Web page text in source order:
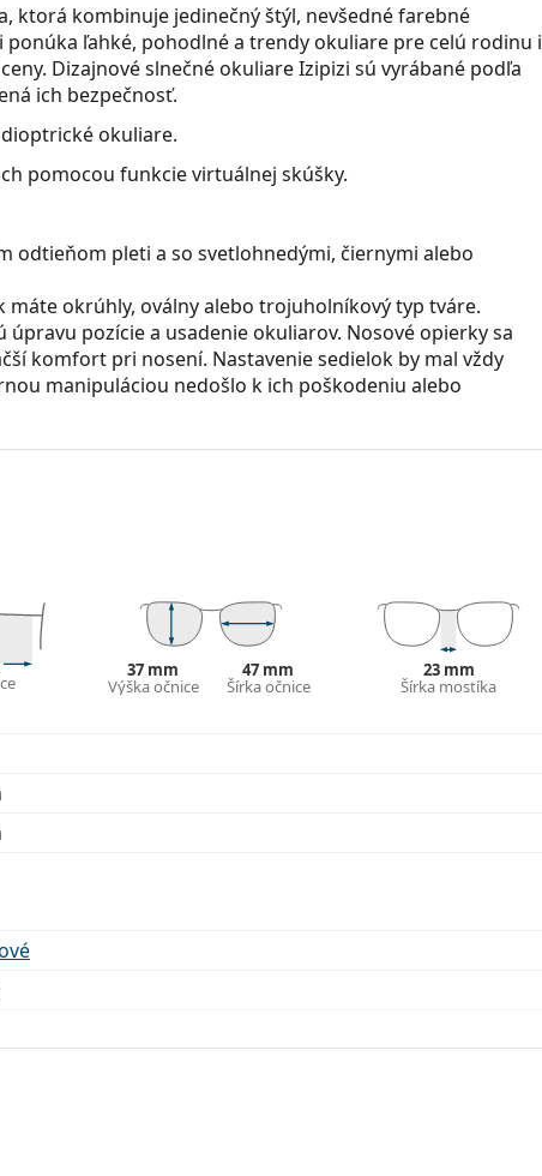
ktorá kombinuje jedinečný štýl, nevšedné farebné
ľahké, pohodlné a trendy okuliare pre celú rodinu i
Dizajnové slnečné okuliare Izipizi sú vyrábané podľa
ich bezpečnosť.
okuliare.
pomocou funkcie virtuálnej skúšky.
odtieňom pleti a so svetlohnedými, čiernymi alebo
máte okrúhly, oválny alebo trojuholníkový typ tváre.
pozície a usadenie okuliarov. Nosové opierky sa
komfort pri nosení. Nastavenie sedielok by mal vždy
manipuláciou nedošlo k ich poškodeniu alebo
je vďaka nej odolnejší proti zlomeniu a tiež si dlhší čas udrží
37 mm
Výška očnice
47 mm
Šírka očnice
23 mm
Šírka mostíka